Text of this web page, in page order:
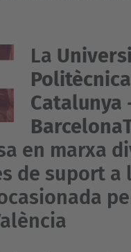
La
Catalunya
en marxa
de suport a